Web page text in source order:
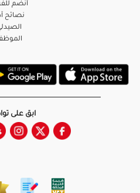
أنضم
نصائح
ابق على